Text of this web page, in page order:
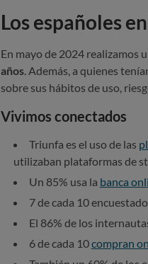
Los españoles
En mayo de 2024 realizamos
años. Además, a quienes
sobre sus hábitos de uso,
Vivimos conectados
Triunfa es el uso de las
utilizaban plataformas de
Un 85% usa la banca
7 de cada 10
El 86% de los
6 de cada 10compran